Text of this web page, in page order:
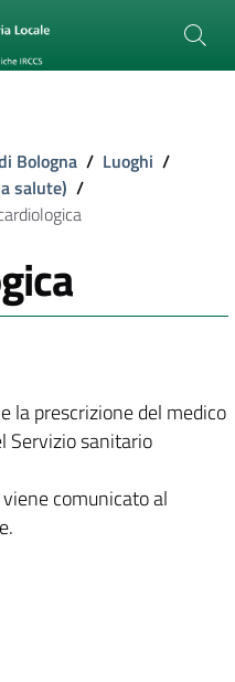
Bologna / Luoghi /
salute) /
la prescrizione del medico
Servizio sanitario
comunicato al